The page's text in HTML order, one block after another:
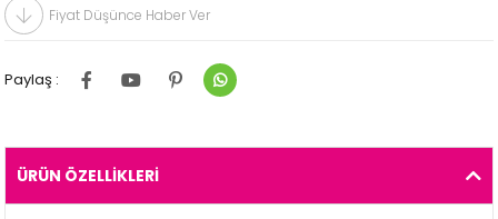
Fiyat Düşünce Haber Ver
Paylaş :
ÜRÜN ÖZELLIKLERI